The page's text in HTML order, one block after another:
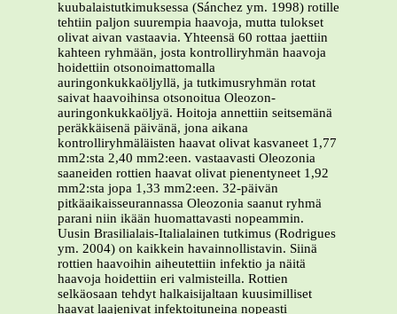
kuubalaistutkimuksessa (Sánchez ym. 1998) rotille
tehtiin paljon suurempia haavoja, mutta tulokset
olivat aivan vastaavia. Yhteensä 60 rottaa jaettiin
kahteen ryhmään, josta kontrolliryhmän haavoja
hoidettiin otsonoimattomalla
auringonkukkaöljyllä, ja tutkimusryhmän rotat
saivat haavoihinsa otsonoitua Oleozon-
auringonkukkaöljyä. Hoitoja annettiin seitsemänä
peräkkäisenä päivänä, jona aikana
kontrolliryhmäläisten haavat olivat kasvaneet 1,77
mm2:sta 2,40 mm2:een. vastaavasti Oleozonia
saaneiden rottien haavat olivat pienentyneet 1,92
mm2:sta jopa 1,33 mm2:een. 32-päivän
pitkäaikaisseurannassa Oleozonia saanut ryhmä
parani niin ikään huomattavasti nopeammin.
Uusin Brasilialais-Italialainen tutkimus (Rodrigues
ym. 2004) on kaikkein havainnollistavin. Siinä
rottien haavoihin aiheutettiin infektio ja näitä
haavoja hoidettiin eri valmisteilla. Rottien
selkäosaan tehdyt halkaisijaltaan kuusimilliset
haavat laajenivat infektoituneina nopeasti